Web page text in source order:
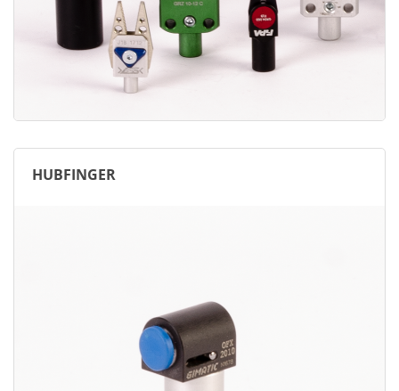
HUBFINGER